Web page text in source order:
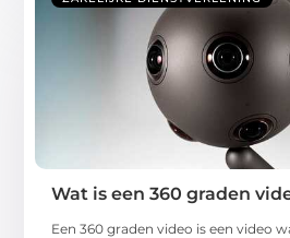
Wat is een 360 graden
Een 360 graden video is een video